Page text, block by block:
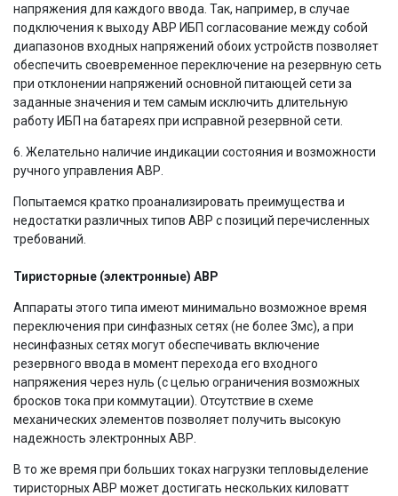
напряжения для каждого ввода. Так, например, в случае
подключения к выходу АВР ИБП согласование между собой
диапазонов входных напряжений обоих устройств позволяет
обеспечить своевременное переключение на резервную сеть
при отклонении напряжений основной питающей сети за
заданные значения и тем самым исключить длительную
работу ИБП на батареях при исправной резервной сети.
6. Желательно наличие индикации состояния и возможности
ручного управления АВР.
Попытаемся кратко проанализировать преимущества и
недостатки различных типов АВР с позиций перечисленных
требований.
Тиристорные (электронные) АВР
Аппараты этого типа имеют минимально возможное время
переключения при синфазных сетях (не более 3мс), а при
несинфазных сетях могут обеспечивать включение
резервного ввода в момент перехода его входного
напряжения через нуль (с целью ограничения возможных
бросков тока при коммутации). Отсутствие в схеме
механических элементов позволяет получить высокую
надежность электронных АВР.
В то же время при больших токах нагрузки тепловыделение
тиристорных АВР может достигать нескольких киловатт